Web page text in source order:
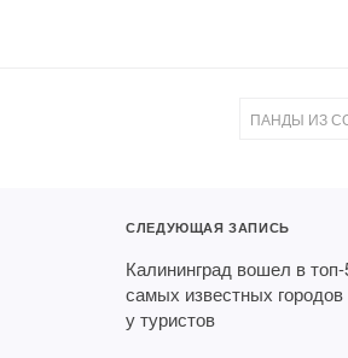
ПАНДЫ ИЗ
СЛЕДУЮЩАЯ ЗАПИСЬ
Калининград вошел в
самых известных городов
у туристов